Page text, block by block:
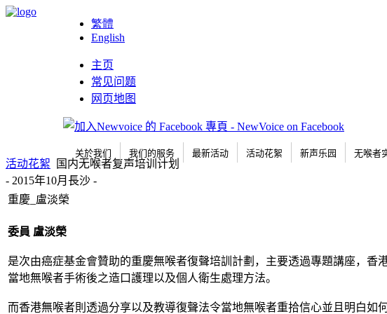
繁體
English
主页
常见问题
网页地图
关於我们 我们的服务 最新活动 活动花絮 新声乐园 无喉者
活动花絮
国内无喉者复声培训计划
- 2015年10月長沙 -
重慶_盧淡榮
委員 盧淡榮
是次由癌症基金會贊助的重慶無喉者復聲培訓計劃，主要透過專題講座，
當地無喉者手術後之造口護理以及個人衛生處理方法。
而香港無喉者則透過分享以及教導復聲法令當地無喉者重拾信心並且明白